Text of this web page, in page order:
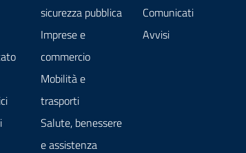
sicurezza pubblica
Imprese e
commercio
Mobilità e
trasporti
Salute, benessere
e assistenza
Comunicati
Avvisi